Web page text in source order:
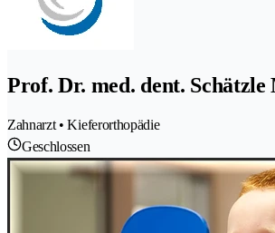
Prof. Dr. med. dent. Schätzle
Zahnarzt • Kieferorthopädie
Geschlossen